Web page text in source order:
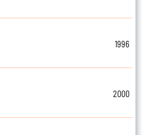
1996
2000